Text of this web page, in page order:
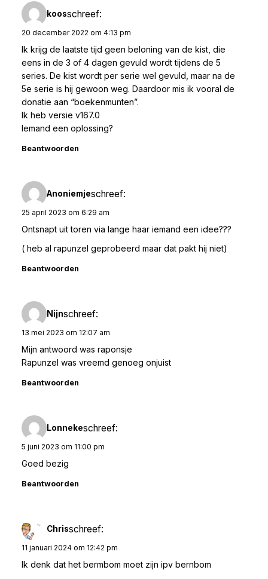
koosschreef:
20 december 2022 om 4:13 pm
Ik krijg de laatste tijd geen beloning van de kist, die
eens in de 3 of 4 dagen gevuld wordt tijdens de 5
series. De kist wordt per serie wel gevuld, maar na de
5e serie is hij gewoon weg. Daardoor mis ik vooral de
donatie aan “boekenmunten”.
Ik heb versie v167.0
Iemand een oplossing?
Beantwoorden
Anoniemjeschreef:
25 april 2023 om 6:29 am
Ontsnapt uit toren via lange haar iemand een idee???
( heb al rapunzel geprobeerd maar dat pakt hij niet)
Beantwoorden
Nijnschreef:
13 mei 2023 om 12:07 am
Mijn antwoord was raponsje
Rapunzel was vreemd genoeg onjuist
Beantwoorden
Lonnekeschreef:
5 juni 2023 om 11:00 pm
Goed bezig
Beantwoorden
Chrisschreef:
11 januari 2024 om 12:42 pm
Ik denk dat het bermbom moet zijn ipv bernbom